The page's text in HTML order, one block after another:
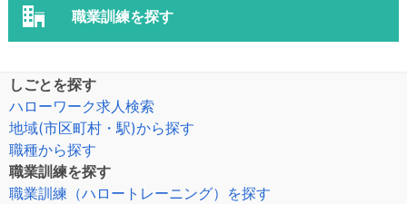
職業訓練を探す
しごとを探す
ハローワーク求人検索
地域(市区町村・駅)から探す
職種から探す
職業訓練を探す
職業訓練（ハロートレーニング）を探す